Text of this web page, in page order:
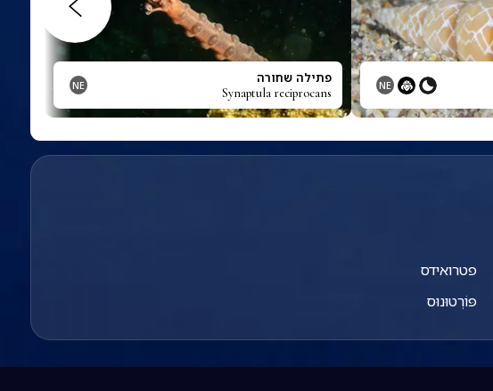
NE פתילה שחורה
Synaptula reciprocans
NE
פטרואידס
פּוֹרְטוּנוּס